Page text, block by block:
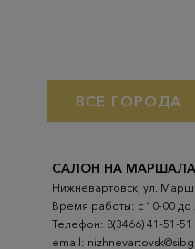
ВСЕ ГОРОДА
САЛОН НА
Нижневартовск, ул.
Время работы: с 10-00 до
Телефон: 8(3466) 41-51-51
email: